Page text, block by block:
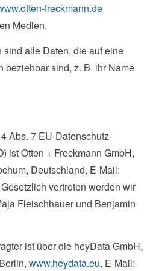
freckmann.de
Medien.
alle Daten, die auf eine
beziehbar sind, z. B. ihr Name
Abs. 7 EU-Datenschutz-
ist Otten + Freckmann GmbH,
Deutschland, E-Mail:
vertreten werden wir
Fleischhauer und Benjamin
ist über die heyData GmbH,
www.heydata.eu, E-Mail: